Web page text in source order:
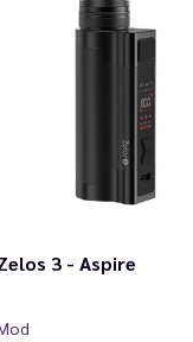
3 - Aspire